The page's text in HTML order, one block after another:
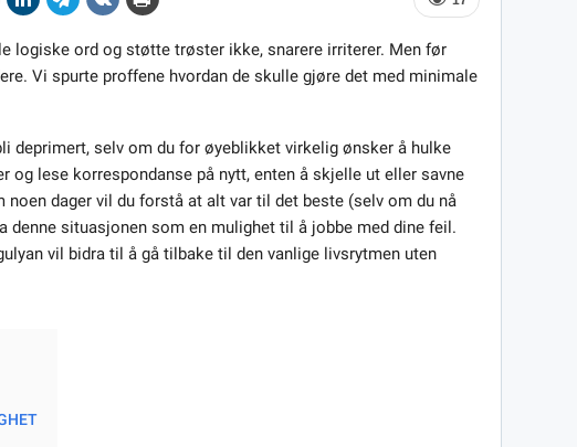
logiske ord og støtte trøster ikke, snarere irriterer. Men før
Vi spurte proffene hvordan de skulle gjøre det med minimale
deprimert, selv om du for øyeblikket virkelig ønsker å hulke
og lese korrespondanse på nytt, enten å skjelle ut eller savne
dager vil du forstå at alt var til det beste (selv om du nå
denne situasjonen som en mulighet til å jobbe med dine feil.
vil bidra til å gå tilbake til den vanlige livsrytmen uten